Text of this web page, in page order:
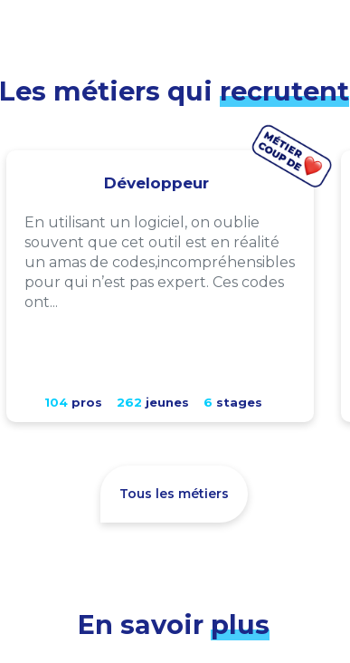
Les métiers qui recrutent
Développeur
En utilisant un logiciel, on oublie
souvent que cet outil est en réalité
un amas de codes,incompréhensibles
pour qui n’est pas expert. Ces codes
ont...
104pros 262 jeunes 6 stages
Tous les métiers
En savoir plus